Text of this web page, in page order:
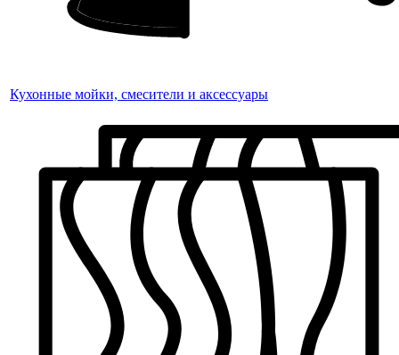
Кухонные мойки, смесители и аксессуары